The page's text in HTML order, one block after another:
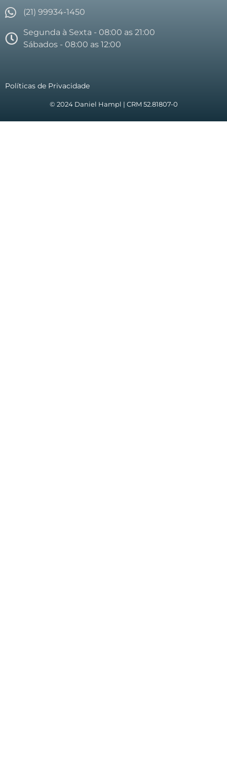
(21) 99934-1450
Segunda à Sexta - 08:00 as 21:00
Sábados - 08:00 as 12:00
Políticas de Privacidade
© 2024 Daniel Hampl | CRM 52.81807-0